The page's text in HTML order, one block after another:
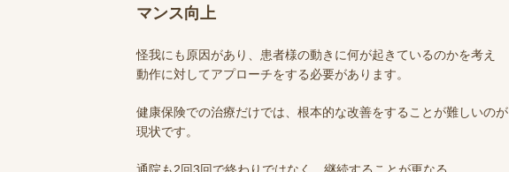
マンス向上
怪我にも原因があり、患者様の動きに何が起きているのかを考え
動作に対してアプローチをする必要があります。
健康保険での治療だけでは、根本的な改善をすることが難しいのが
現状です。